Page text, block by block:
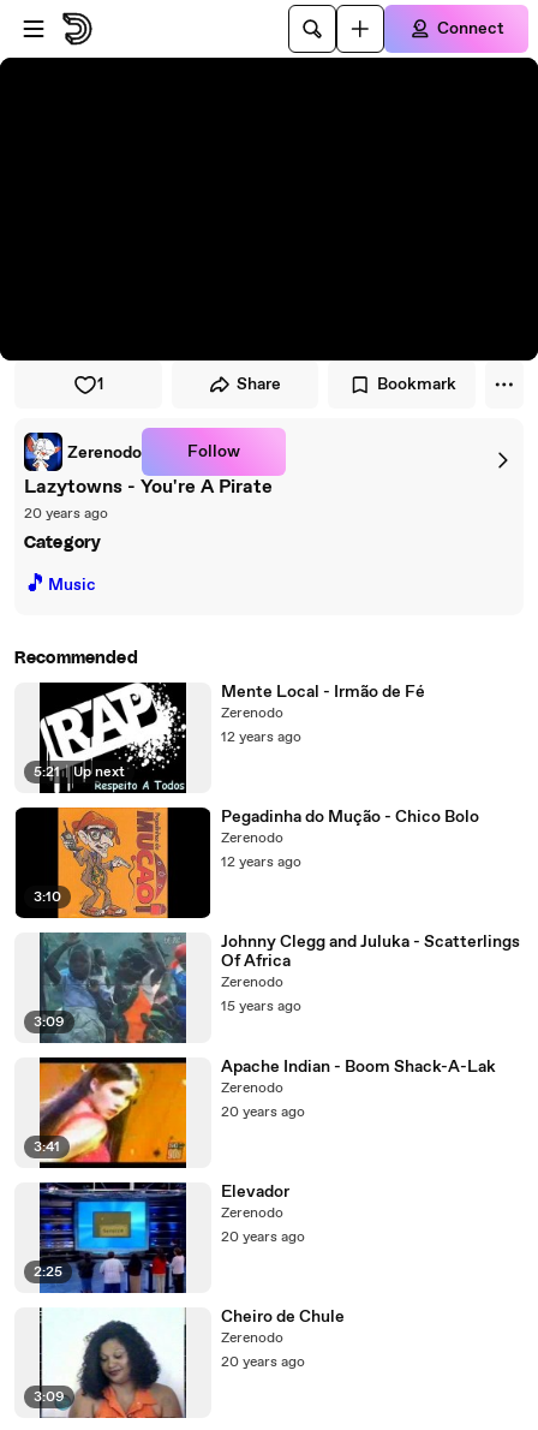
Skip to player
Skip to main content
Connect
1 Share Bookmark
Zerenodo Follow
Lazytowns - You're A Pirate
20 years ago
Category
🎵 Music
Recommended
5:21 | Up next
Mente Local - Irmão de Fé
Zerenodo
12 years ago
3:10
Pegadinha do Mução - Chico Bolo
Zerenodo
12 years ago
3:09
Johnny Clegg and Juluka - Scatterlings
Of Africa
Zerenodo
15 years ago
3:41
Apache Indian - Boom Shack-A-Lak
Zerenodo
20 years ago
2:25
Elevador
Zerenodo
20 years ago
3:09
Cheiro de Chule
Zerenodo
20 years ago